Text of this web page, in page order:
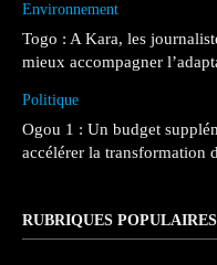
Environnement
Togo : A Kara, les
mieux accompagner
Politique
Ogou 1 : Un budget
accélérer la transformation
RUBRIQUES POPULAIRES